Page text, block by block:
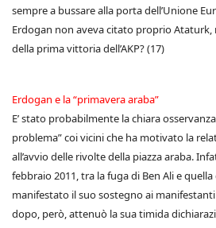
sempre a bussare alla porta dell’Unione
Erdogan non aveva citato proprio Ataturk,
della prima vittoria dell’AKP? (17)
Erdogan e la “primavera araba”
E’ stato probabilmente la chiara
problema” coi vicini che ha motivato la
all’avvio delle rivolte della piazza araba.
febbraio 2011, tra la fuga di Ben Ali e
manifestato il suo sostegno ai
dopo, però, attenuò la sua timida